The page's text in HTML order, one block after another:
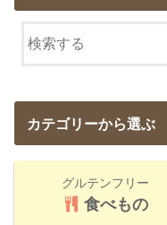
カテゴリーから選ぶ
グルテンフリー
食べもの